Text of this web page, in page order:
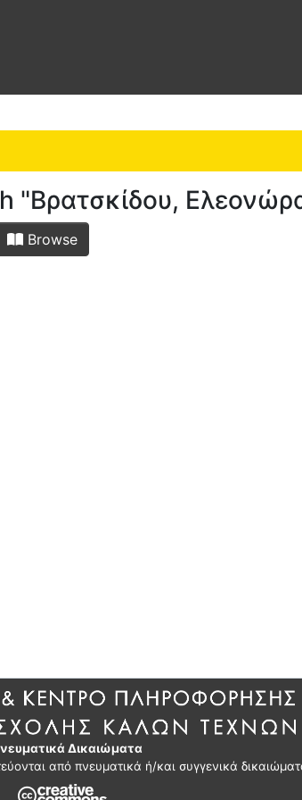
"Βρατσκίδου,
Browse
Δικαιώματα
από πνευματικά ή/και συγγενικά